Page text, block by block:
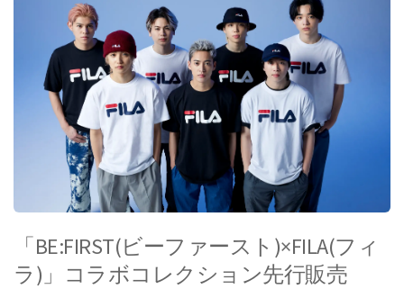
「BE:FIRST(ビーファースト)×FILA(フィ
ラ)」コラボコレクション先行販売